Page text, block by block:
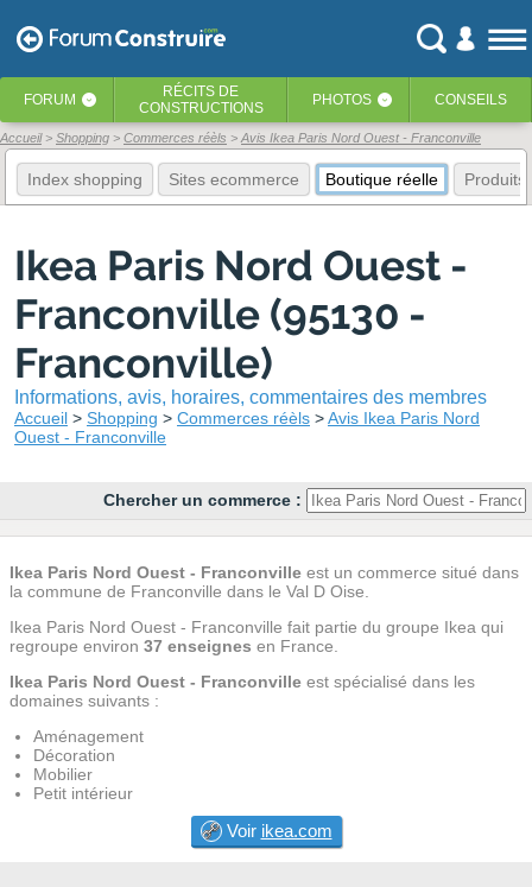
FORUM ‹ RÉCITS DE
CONSTRUCTIONS
PHOTOS ‹ CONSEILS
Accueil Shopping Commerces réèls Avis Ikea Paris Nord Ouest - Franconville
Index shopping Sites ecommerce Boutique réelle Produits
Ikea Paris Nord Ouest -
Franconville (95130 -
Franconville)
Informations, avis, horaires, commentaires des membres
Accueil Shopping Commerces réèls
Avis Ikea Paris Nord
Ouest - Franconville
Chercher un commerce :
Ikea Paris Nord Ouest - Franconville est un commerce situé dans
la commune de Franconville dans le Val D Oise.
Ikea Paris Nord Ouest - Franconville fait partie du groupe Ikea qui
regroupe environ 37 enseignes en France.
Ikea Paris Nord Ouest - Franconville est spécialisé dans les
domaines suivants :
Aménagement
Décoration
Mobilier
Petit intérieur
Voir ikea.com